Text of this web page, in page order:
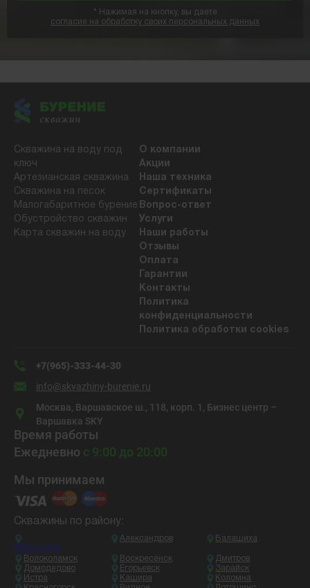
* Нажимая на кнопку, вы даете
согласие на обработку своих персональных данных
Скважина на воду под
ключ
Артезианская скважина
Скважина на песок
Малогабаритное бурение
Обустройство скважин
Карта скважин на воду
О компании
Акции
Наша техника
Сертификаты
Вопрос-ответ
Услуги
Наши работы
Отзывы
Оплата
Гарантии
Контакты
Политика
конфиденциальности
Политика обработки cookies
+7(965)-333-44-30
info@skvazhiny-burenie.ru
Москва, Варшавское ш., 118, корп. 1, Бизнес центр –
Варшавка SKY
Время работы
Ежедневно с 9:00 до 20:00
Мы принимаем
Скважины по району:
Москва
Александров Балашиха
Волоколамск Воскресенск
Дмитров
Домодедово
Егорьевск
Зарайск
Истра
Кашира
Коломна